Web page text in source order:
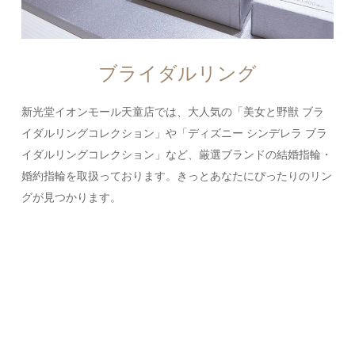
ブライダルリング
新光堂イオンモール天童店では、大人気の「美女と野獣 ブラ
イダルリングコレクション」や「ディズニー シンデレラ ブラ
イダルリングコレクション」など、厳選ブランドの結婚指輪・
婚約指輪を取扱っております。きっとあなたにぴったりのリン
グが見つかります。